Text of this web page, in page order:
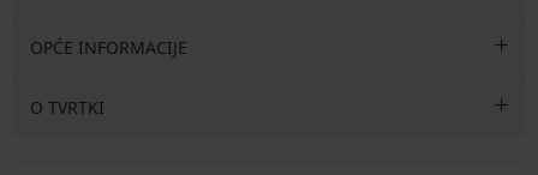
OPĆE INFORMACIJE
O TVRTKI